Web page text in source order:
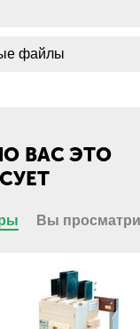
файлы
ВАС ЭТО
Вы